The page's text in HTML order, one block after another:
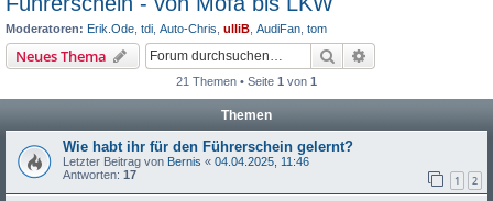
Moderatoren: Erik.Ode tdi Auto-Chris ulliB AudiFan tom
Neues Thema Suche
21 Themen • Seite 1 von 1
Themen
Wie habt ihr für den Führerschein gelernt?
Letzter Beitrag von Bernis « 04.04.2025, 11:46
Antworten: 17 1 2